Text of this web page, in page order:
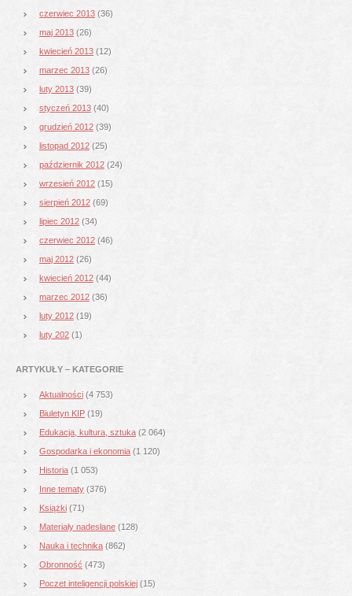
czerwiec 2013 (36)
maj 2013 (26)
kwiecień 2013 (12)
marzec 2013 (26)
luty 2013 (39)
styczeń 2013 (40)
grudzień 2012 (39)
listopad 2012 (25)
październik 2012 (24)
wrzesień 2012 (15)
sierpień 2012 (69)
lipiec 2012 (34)
czerwiec 2012 (46)
maj 2012 (26)
kwiecień 2012 (44)
marzec 2012 (36)
luty 2012 (19)
luty 202 (1)
ARTYKUŁY – KATEGORIE
Aktualności (4 753)
Biuletyn KIP (19)
Edukacja, kultura, sztuka (2 064)
Gospodarka i ekonomia (1 120)
Historia (1 053)
Inne tematy (376)
Książki (71)
Materiały nadesłane (128)
Nauka i technika (862)
Obronność (473)
Poczet inteligencji polskiej (15)